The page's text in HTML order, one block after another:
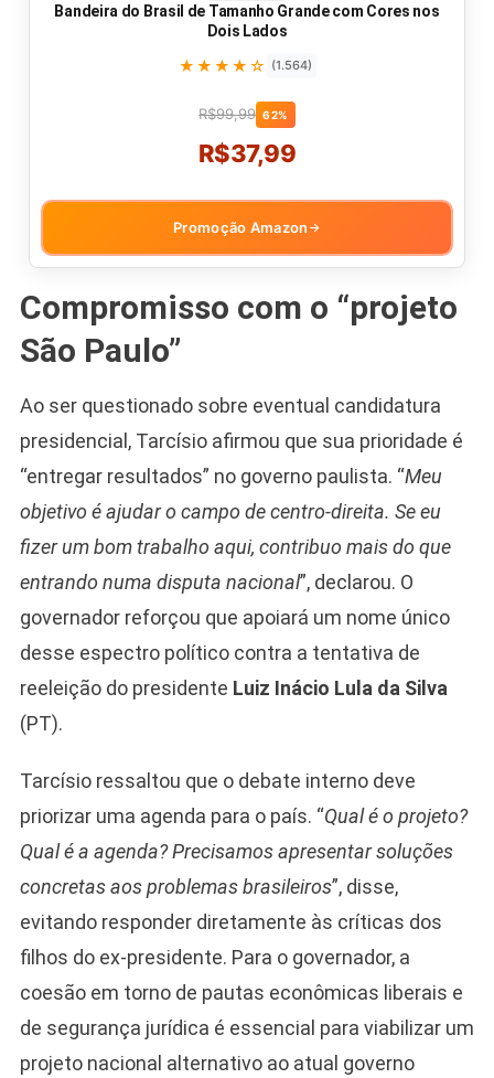
Bandeira do Brasil de Tamanho Grande com Cores nos
Dois Lados
★★★★☆ (1.564)
R$99,99 62%
R$37,99
Promoção Amazon →
Compromisso com o “projeto
São Paulo”
Ao ser questionado sobre eventual candidatura
presidencial, Tarcísio afirmou que sua prioridade é
“entregar resultados” no governo paulista. “Meu
objetivo é ajudar o campo de centro-direita. Se eu
fizer um bom trabalho aqui, contribuo mais do que
entrando numa disputa nacional”, declarou. O
governador reforçou que apoiará um nome único
desse espectro político contra a tentativa de
reeleição do presidente Luiz Inácio Lula da Silva
(PT).
Tarcísio ressaltou que o debate interno deve
priorizar uma agenda para o país. “Qual é o projeto?
Qual é a agenda? Precisamos apresentar soluções
concretas aos problemas brasileiros”, disse,
evitando responder diretamente às críticas dos
filhos do ex-presidente. Para o governador, a
coesão em torno de pautas econômicas liberais e
de segurança jurídica é essencial para viabilizar um
projeto nacional alternativo ao atual governo